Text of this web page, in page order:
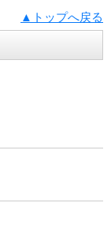
▲トップへ戻る